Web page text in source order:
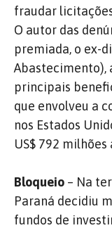
fraudar
O autor das
premiada, o ex-
Abastecimento),
principais
que envolveu a
nos Estados
US$ 792
Bloqueio – Na
Paraná decidiu
fundos de